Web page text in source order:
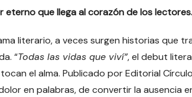
eterno que llega al corazón de los lectores.
literario, a veces surgen historias que
“Todas las vidas que viví”, el debut
el alma. Publicado por Editorial
en palabras, de convertir la ausencia